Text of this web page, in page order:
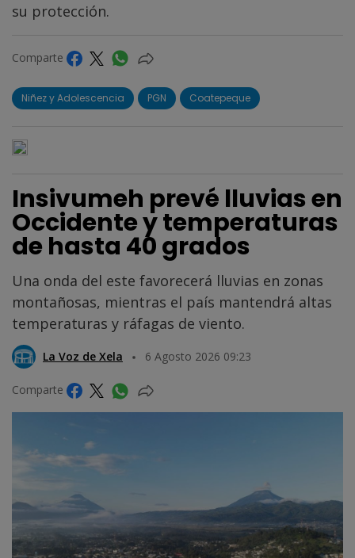
su protección.
Comparte
Niñez y Adolescencia PGN Coatepeque
Insivumeh prevé lluvias en
Occidente y temperaturas
de hasta 40 grados
Una onda del este favorecerá lluvias en zonas
montañosas, mientras el país mantendrá altas
temperaturas y ráfagas de viento.
La Voz de Xela 6 Agosto 2026 09:23
Comparte